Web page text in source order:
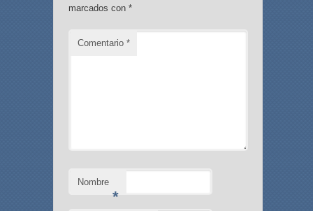
marcados con *
Comentario *
Nombre
*